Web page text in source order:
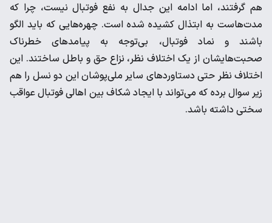
هم گرفتند، اما ادامه این جدال به نفع فوتبال نیست، چرا که
مدت‌هاست به ابتذال کشیده شده است. چهره‌هایی که باید الگو
باشند و نماد فوتبال، بی‌توجه به پیامدهای خطرناک
صحبت‌هایشان از یک اختلاف نظر، نزاع حق و باطل ساختند. این
اختلاف نظر حتی دستاوردهای سایر ملی‌پوشان این دو نسل را هم
زیر سوال برده که می‌تواند با ایجاد شکاف بین اهالی فوتبال عواقب
سختی داشته باشد.